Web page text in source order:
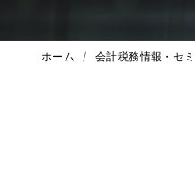
ホーム / 会計税務情報・セ